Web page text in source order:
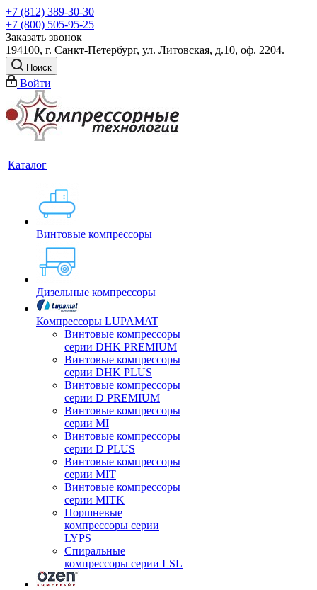
+7 (812) 389-30-30
+7 (800) 505-95-25
Заказать звонок
194100, г. Санкт-Петербург, ул. Литовская, д.10, оф. 2204.
Поиск
Войти
Каталог
Винтовые компрессоры
Дизельные компрессоры
Компрессоры LUPAMAT
Винтовые компрессоры
серии DHK PREMIUM
Винтовые компрессоры
серии DHK PLUS
Винтовые компрессоры
серии D PREMIUM
Винтовые компрессоры
серии MI
Винтовые компрессоры
серии D PLUS
Винтовые компрессоры
серии MIT
Винтовые компрессоры
серии MITK
Поршневые
компрессоры серии
LYPS
Спиральные
компрессоры серии LSL